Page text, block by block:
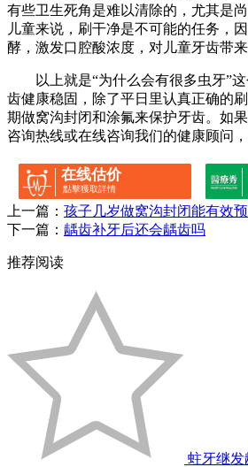
有些卫生死角是难以清除的，尤其是
儿童来说，刷干净是不可能的任务，
酵，激发口腔酸浓度，对儿童牙齿带来
以上就是“为什么会有很多虫牙”这
齿健康稳固，除了平日里认真正确的
期做窝沟封闭和涂氟来保护牙齿。如
咨询热线或在线咨询我们的健康顾问
在线估价
點擊獲取詳情
上一篇： 孩子几岁做窝沟封闭能有效
下一篇： 龋齿补牙后还会龋齿吗
推荐阅读
蛀牙继发